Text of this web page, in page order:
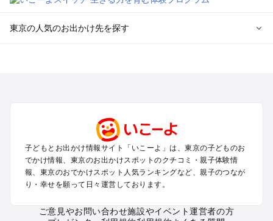
東京の人気のお出かけ先を探す
町田・相模原・愛川・上野原のプールお出かけ
渋谷・原宿・恵比寿・中目黒・自由が丘のプールお出かけ
池袋・赤羽・王子・巣鴨・目白・石神井のプールお出かけ
新宿・高田馬場・代々木・千駄ヶ谷のプールお出かけ
銀座・丸の内・日本橋・有楽町・築地・月島のプールお出かけ
小金井・小平・西東京・東村山・東久留米のプールお出かけ
子どもとお出かけ情報サイト「いこーよ」は、東京の子どものお
でかけ情報、東京のお出かけスポットのクチコミ・親子体験情
報、東京のおでかけスポット人気ランキングなど、親子のつなが
り・幸せを願って日々運営しております。
ご意見やお問い合わせ施設やイベント運営者の方